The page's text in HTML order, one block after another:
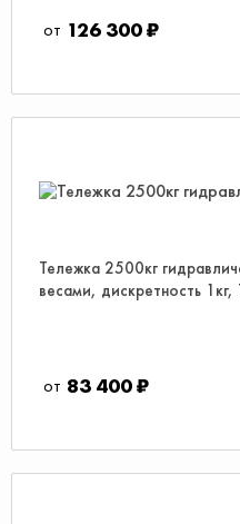
126 300 ₽
Тележка 2500кг
весами, дискретность
83 400 ₽